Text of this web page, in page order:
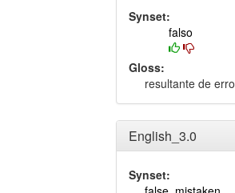
Synset:
falso
Gloss:
resultante de erro
English_3.0
Synset: